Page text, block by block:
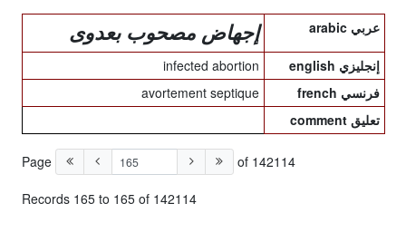
arabic عربي إجهاض مصحوب بعدوى
english إنجليزي
infected abortion
french فرنسي
avortement septique
comment تعليق
Page of 142114
Records 165 to 165 of 142114